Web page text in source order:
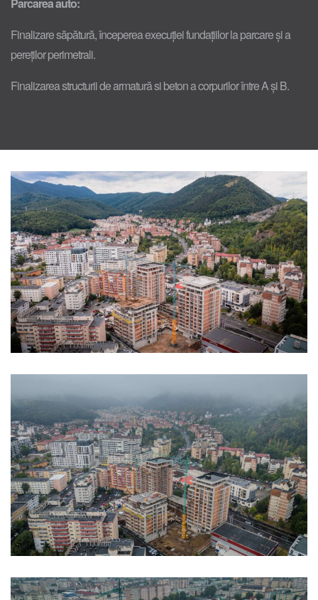
Parcarea auto:
Finalizare săpătură, începerea execuției fundațiilor la parcare și a
pereților perimetrali.
Finalizarea structurii de armatură si beton a corpurilor între A și B.